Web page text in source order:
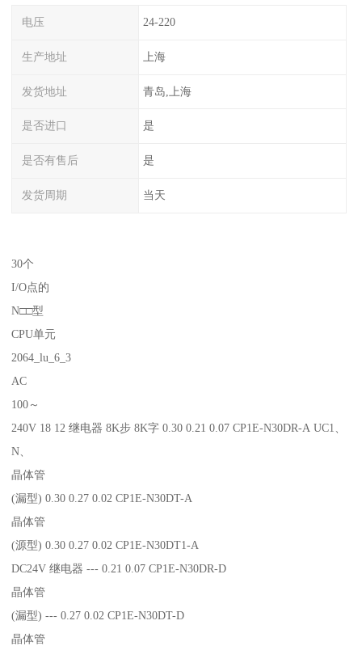
电压 24-220
生产地址 上海
发货地址 青岛,上海
是否进口 是
是否有售后 是
发货周期 当天
30个
I/O点的
N□□型
CPU单元
2064_lu_6_3
AC
100～
240V 18 12 继电器 8K步 8K字 0.30 0.21 0.07 CP1E-N30DR-A UC1、
N、
晶体管
(漏型) 0.30 0.27 0.02 CP1E-N30DT-A
晶体管
(源型) 0.30 0.27 0.02 CP1E-N30DT1-A
DC24V 继电器 --- 0.21 0.07 CP1E-N30DR-D
晶体管
(漏型) --- 0.27 0.02 CP1E-N30DT-D
晶体管